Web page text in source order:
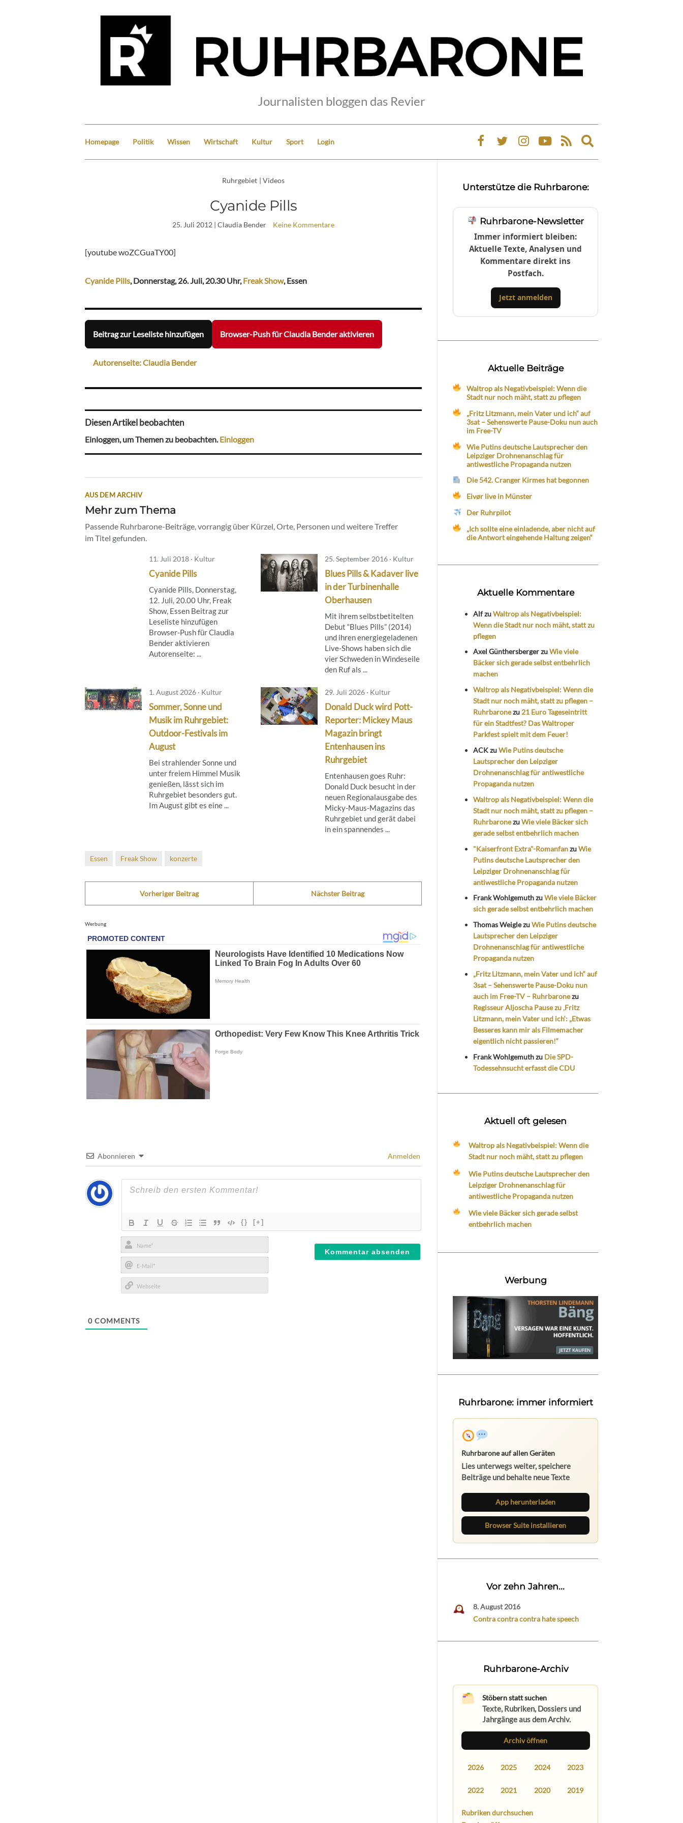
Journalisten bloggen das Revier
Homepage Politik Wissen Wirtschaft Kultur Sport Login
Expand
search
Ruhrgebiet | Videos
Cyanide Pills
25. Juli 2012 | Claudia Bender Keine Kommentare
[youtube woZCGuaTY00]
Cyanide Pills, Donnerstag, 26. Juli, 20.30 Uhr, Freak Show, Essen
Beitrag zur Leseliste hinzufügen Browser-Push für Claudia Bender aktivieren
Autorenseite: Claudia Bender
Diesen Artikel beobachten
Einloggen, um Themen zu beobachten.Einloggen
AUS DEM ARCHIV
Mehr zum Thema
Passende Ruhrbarone-Beiträge, vorrangig über Kürzel, Orte, Personen und weitere Treffer
im Titel gefunden.
11. Juli 2018 · Kultur
Cyanide Pills
Cyanide Pills, Donnerstag,
12. Juli, 20.00 Uhr, Freak
Show, Essen Beitrag zur
Leseliste hinzufügen
Browser-Push für Claudia
Bender aktivieren
Autorenseite: ...
25. September 2016 · Kultur
Blues Pills & Kadaver live
in der Turbinenhalle
Oberhausen
Mit ihrem selbstbetitelten
Debut “Blues Pills” (2014)
und ihren energiegeladenen
Live-Shows haben sich die
vier Schweden in Windeseile
den Ruf als ...
1. August 2026 · Kultur
Sommer, Sonne und
Musik im Ruhrgebiet:
Outdoor-Festivals im
August
Bei strahlender Sonne und
unter freiem Himmel Musik
genießen, lässt sich im
Ruhrgebiet besonders gut.
Im August gibt es eine ...
29. Juli 2026 · Kultur
Donald Duck wird Pott-
Reporter: Mickey Maus
Magazin bringt
Entenhausen ins
Ruhrgebiet
Entenhausen goes Ruhr:
Donald Duck besucht in der
neuen Regionalausgabe des
Micky‑Maus‑Magazins das
Ruhrgebiet und gerät dabei
in ein spannendes ...
Essen Freak Show konzerte
Vorheriger Beitrag Nächster Beitrag
Werbung
Abonnieren Anmelden
{} [+]
Name*
E-
Mail*
0 COMMENTS
Unterstütze die Ruhrbarone:
Ruhrbarone-Newsletter
Immer informiert bleiben:
Aktuelle Texte, Analysen und
Kommentare direkt ins
Postfach.
Jetzt anmelden
Aktuelle Beiträge
Waltrop als Negativbeispiel: Wenn die
Stadt nur noch mäht, statt zu pflegen
„Fritz Litzmann, mein Vater und ich“ auf
3sat – Sehenswerte Pause-Doku nun auch
im Free-TV
Wie Putins deutsche Lautsprecher den
Leipziger Drohnenanschlag für
antiwestliche Propaganda nutzen
Die 542. Cranger Kirmes hat begonnen
Eivør live in Münster
Der Ruhrpilot
„Ich sollte eine einladende, aber nicht auf
die Antwort eingehende Haltung zeigen“
Aktuelle Kommentare
AlfzuWaltrop als Negativbeispiel:
Wenn die Stadt nur noch mäht, statt zu
pflegen
Axel GünthersbergerzuWie viele
Bäcker sich gerade selbst entbehrlich
machen
Waltrop als Negativbeispiel: Wenn die
Stadt nur noch mäht, statt zu pflegen –
Ruhrbaronezu 21 Euro Tageseintritt
für ein Stadtfest? Das Waltroper
Parkfest spielt mit dem Feuer!
ACKzuWie Putins deutsche
Lautsprecher den Leipziger
Drohnenanschlag für antiwestliche
Propaganda nutzen
Waltrop als Negativbeispiel: Wenn die
Stadt nur noch mäht, statt zu pflegen –
RuhrbaronezuWie viele Bäcker sich
gerade selbst entbehrlich machen
"Kaiserfront Extra"-RomanfanzuWie
Putins deutsche Lautsprecher den
Leipziger Drohnenanschlag für
antiwestliche Propaganda nutzen
Frank WohlgemuthzuWie viele Bäcker
sich gerade selbst entbehrlich machen
Thomas WeiglezuWie Putins deutsche
Lautsprecher den Leipziger
Drohnenanschlag für antiwestliche
Propaganda nutzen
„Fritz Litzmann, mein Vater und ich“ auf
3sat – Sehenswerte Pause-Doku nun
auch im Free-TV – Ruhrbaronezu
Regisseur Aljoscha Pause zu ‚Fritz
Litzmann, mein Vater und ich‘: „Etwas
Besseres kann mir als Filmemacher
eigentlich nicht passieren!“
Frank Wohlgemuthzu Die SPD-
Todessehnsucht erfasst die CDU
Aktuell oft gelesen
Waltrop als Negativbeispiel: Wenn die
Stadt nur noch mäht, statt zu pflegen
Wie Putins deutsche Lautsprecher den
Leipziger Drohnenanschlag für
antiwestliche Propaganda nutzen
Wie viele Bäcker sich gerade selbst
entbehrlich machen
Werbung
Ruhrbarone: immer informiert
Ruhrbarone auf allen Geräten
Lies unterwegs weiter, speichere
Beiträge und behalte neue Texte
App herunterladen
Browser Suite installieren
Vor zehn Jahren...
8. August 2016
Contra contra contra hate speech
Ruhrbarone-Archiv
Stöbern statt suchen
Texte, Rubriken, Dossiers und
Jahrgänge aus dem Archiv.
Archiv öffnen
2026 2025 2024 2023
2022 2021 2020 2019
Rubriken durchsuchen